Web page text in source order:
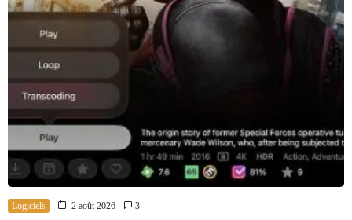
Logiciels 2 août 2026 3